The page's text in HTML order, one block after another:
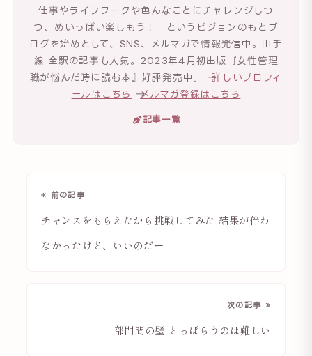
仕事やライフワークや色んなことにチャレンジしつ
つ、めいっぱい楽しもう！」というビジョンのもとブ
ログを始めとして、SNS、メルマガで情報発信中。山手
線 全駅の記事も人気。2023年4月初出版『女性管理
職が悩んだ時に読む本』好評発売中。 →詳しいプロフィ
ールはこちら
→メルマガ登録はこちら
記事一覧
« 前の記事
チャンスをもらえたから挑戦してみた 結果が伴わ
なかったけど、いいのだー
次の記事 »
部門間の壁 とっぱらうのは難しい